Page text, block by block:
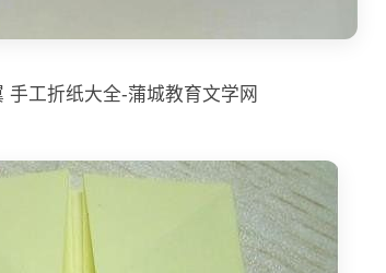
手工折纸大全-蒲城教育文学网